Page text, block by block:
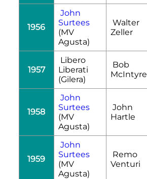
1956
John
Surtees
(MV
Agusta)
Walter
Zeller
1957
Libero
Liberati
(Gilera)
Bob
McIntyre
1958
John
Surtees
(MV
Agusta)
John
Hartle
1959
John
Surtees
(MV
Agusta)
Remo
Venturi